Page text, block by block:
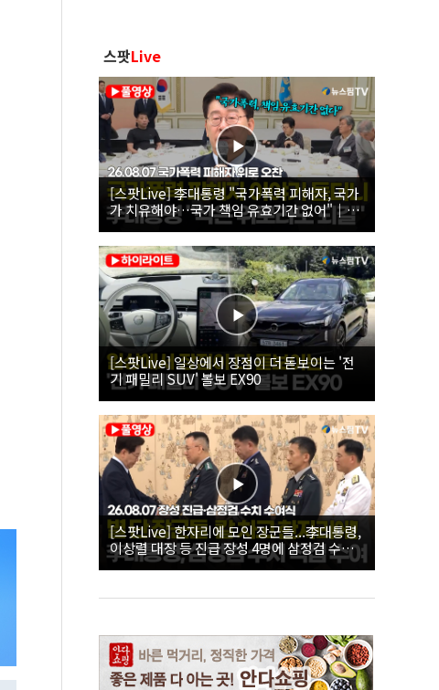
스팟Live
[스팟Live] 李대통령 "국가폭력 피해자, 국가
가 치유해야…국가 책임 유효기간 없어"｜
26.08.07 국가폭력 피해자 위로 오찬
[스팟Live] 일상에서 장점이 더 돋보이는 '전
기 패밀리 SUV' 볼보 EX90
[스팟Live] 한자리에 모인 장군들...李대통령,
이상렬 대장 등 진급 장성 4명에 삼정검 수치
직접 수여｜26.08.07 장성 진급·삼정검 수치